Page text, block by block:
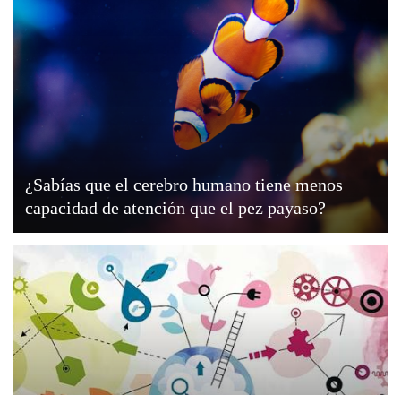
¿Sabías que el cerebro humano tiene menos
capacidad de atención que el pez payaso?